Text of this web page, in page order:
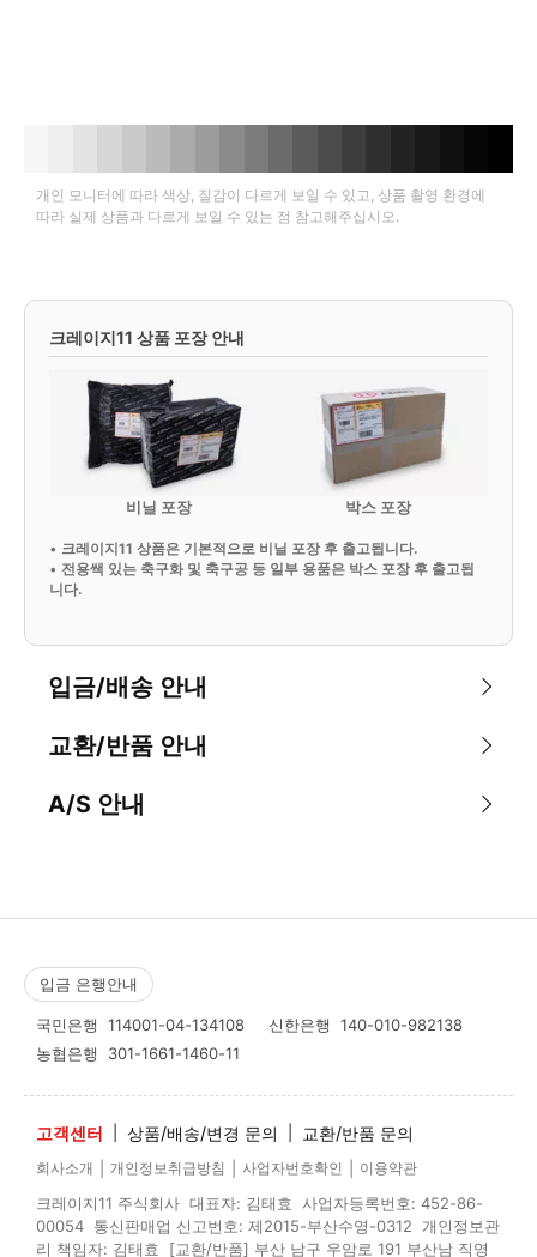
개인 모니터에 따라 색상, 질감이 다르게 보일 수 있고, 상품 촬영 환경에
따라 실제 상품과 다르게 보일 수 있는 점 참고해주십시오.
크레이지11 상품 포장 안내
비닐 포장 박스 포장
• 크레이지11 상품은 기본적으로 비닐 포장 후 출고됩니다.
• 전용쌕 있는 축구화 및 축구공 등 일부 용품은 박스 포장 후 출고됩
니다.
입금/배송 안내
교환/반품 안내
A/S 안내
입금 은행안내
국민은행 114001-04-134108 신한은행 140-010-982138
농협은행 301-1661-1460-11
고객센터 상품/배송/변경 문의 교환/반품 문의
회사소개 개인정보취급방침 사업자번호확인 이용약관
크레이지11 주식회사 대표자: 김태효 사업자등록번호: 452-86-
00054 통신판매업 신고번호: 제2015-부산수영-0312 개인정보관
리 책임자: 김태효 [교환/반품] 부산 남구 우암로 191 부산남 직영